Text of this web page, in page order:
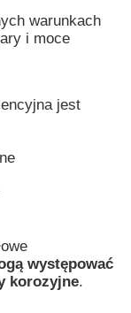
wybuchem
warunkach
i moce
jest
występować
korozyjne.